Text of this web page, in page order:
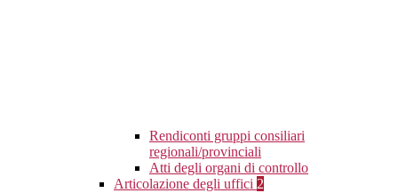
Rendiconti gruppi consiliari
regionali/provinciali
Atti degli organi di controllo
Articolazione degli uffici 2